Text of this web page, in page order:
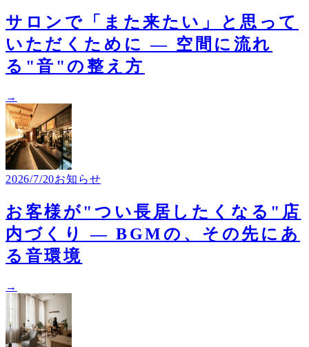
サロンで「また来たい」と思って
いただくために ― 空間に流れ
る"音"の整え方
→
2026/7/20お知らせ
お客様が"つい長居したくなる"店
内づくり ― BGMの、その先にあ
る音環境
→